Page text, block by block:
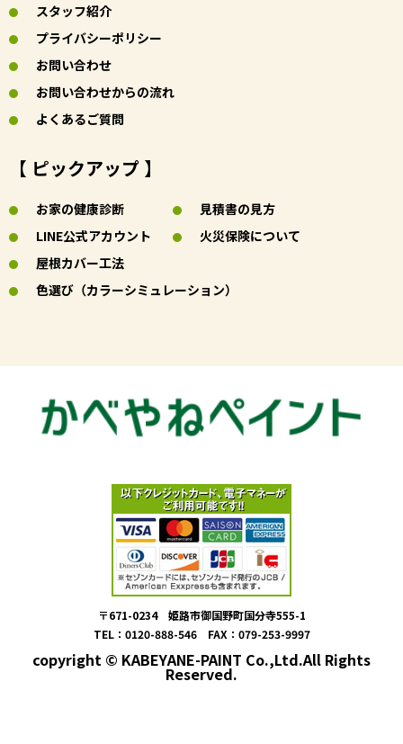
スタッフ紹介
プライバシーポリシー
お問い合わせ
お問い合わせからの流れ
よくあるご質問
【 ピックアップ 】
お家の健康診断
LINE公式アカウント
屋根カバー工法
見積書の見方
火災保険について
色選び（カラーシミュレーション）
〒671-0234 姫路市御国野町国分寺555-1
TEL：0120-888-546 FAX：079-253-9997
copyright © KABEYANE-PAINT Co.,Ltd.All Rights
Reserved.